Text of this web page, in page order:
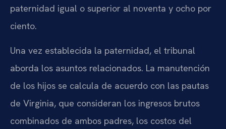
paternidad igual o superior al noventa y ocho por
ciento.
Una vez establecida la paternidad, el tribunal
aborda los asuntos relacionados. La manutención
de los hijos se calcula de acuerdo con las pautas
de Virginia, que consideran los ingresos brutos
combinados de ambos padres, los costos del